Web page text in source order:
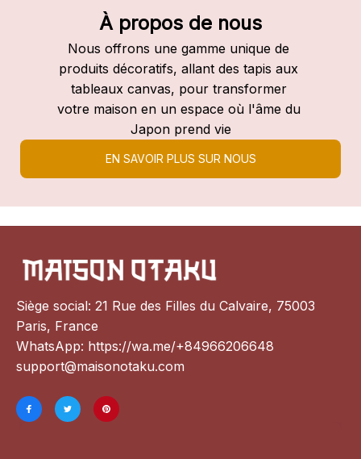
À propos de nous
Nous offrons une gamme unique de
produits décoratifs, allant des tapis aux
tableaux canvas, pour transformer
votre maison en un espace où l'âme du
Japon prend vie
EN SAVOIR PLUS SUR NOUS
Siège social: 21 Rue des Filles du Calvaire, 75003
Paris, France
WhatsApp: https://wa.me/+84966206648
support@maisonotaku.com